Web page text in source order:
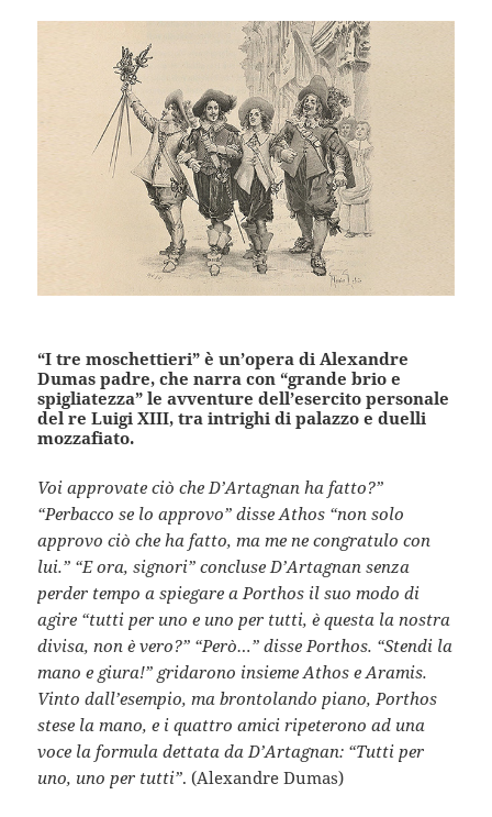
“I tre moschettieri” è un’opera di Alexandre
Dumas padre, che narra con “grande brio e
spigliatezza” le avventure dell’esercito personale
del re Luigi XIII, tra intrighi di palazzo e duelli
mozzafiato.
Voi approvate ciò che D’Artagnan ha fatto?”
“Perbacco se lo approvo” disse Athos “non solo
approvo ciò che ha fatto, ma me ne congratulo con
lui.” “E ora, signori” concluse D’Artagnan senza
perder tempo a spiegare a Porthos il suo modo di
agire “tutti per uno e uno per tutti, è questa la nostra
divisa, non è vero?” “Però…” disse Porthos. “Stendi la
mano e giura!” gridarono insieme Athos e Aramis.
Vinto dall’esempio, ma brontolando piano, Porthos
stese la mano, e i quattro amici ripeterono ad una
voce la formula dettata da D’Artagnan: “Tutti per
uno, uno per tutti”. (Alexandre Dumas)